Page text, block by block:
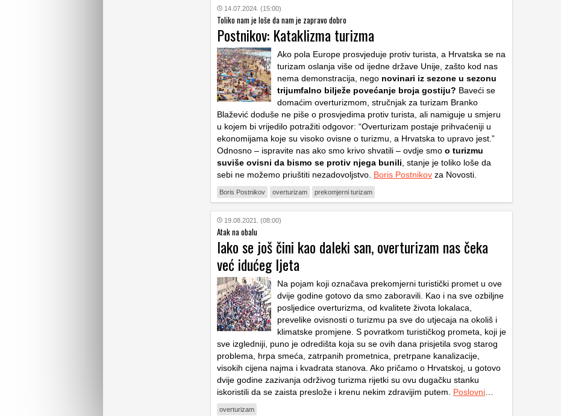
14.07.2024. (15:00)
Toliko nam je loše da nam je zapravo dobro
Postnikov: Kataklizma turizma
Ako pola Europe prosvjeduje protiv turista, a Hrvatska se na
turizam oslanja više od ijedne države Unije, zašto kod nas
nema demonstracija, nego novinari iz sezone u sezonu
trijumfalno bilježe povećanje broja gostiju? Baveći se
domaćim overturizmom, stručnjak za turizam Branko
Blažević doduše ne piše o prosvjedima protiv turista, ali namiguje u smjeru
u kojem bi vrijedilo potražiti odgovor: “Overturizam postaje prihvaćeniji u
ekonomijama koje su visoko ovisne o turizmu, a Hrvatska to upravo jest.”
Odnosno – ispravite nas ako smo krivo shvatili – ovdje smo o turizmu
suviše ovisni da bismo se protiv njega bunili , stanje je toliko loše da
sebi ne možemo priuštiti nezadovoljstvo. Boris Postnikov za Novosti.
Boris Postnikov overturizam prekomjerni turizam
19.08.2021. (08:00)
Atak na obalu
Iako se još čini kao daleki san, overturizam nas čeka
već idućeg ljeta
Na pojam koji označava prekomjerni turistički promet u ove
dvije godine gotovo da smo zaboravili. Kao i na sve ozbiljne
posljedice overturizma, od kvalitete života lokalaca,
prevelike ovisnosti o turizmu pa sve do utjecaja na okoliš i
klimatske promjene. S povratkom turističkog prometa, koji je
sve izgledniji, puno je odredišta koja su se ovih dana prisjetila svog starog
problema, hrpa smeća, zatrpanih prometnica, pretrpane kanalizacije,
visokih cijena najma i kvadrata stanova. Ako pričamo o Hrvatskoj, u gotovo
dvije godine zazivanja održivog turizma rijetki su ovu dugačku stanku
iskoristili da se zaista preslože i krenu nekim zdravijim putem. Poslovni
overturizam